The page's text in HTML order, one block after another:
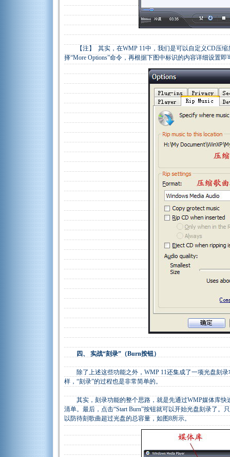
【注】 其实，在WMP 11中，我们是可以自定义CD压缩
择“More Options”命令，再根据下图中标识的内容详细设置即
四、 实战“刻录”（Burn按钮）
除了上述这些功能之外，WMP 11还集成了一项光盘刻录
样，“刻录”的过程也是非常简单的。
其实，刻录功能的整个思路，就是先通过WMP媒体库快
清单。最后，点击“Start Burn”按钮就可以开始光盘刻录了
以防待刻歌曲超过光盘的总容量，如图8所示。